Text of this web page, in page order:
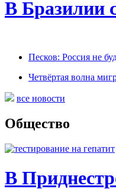
В Бразилии
Песков: Россия не
Четвёртая волна
все новости
Общество
В